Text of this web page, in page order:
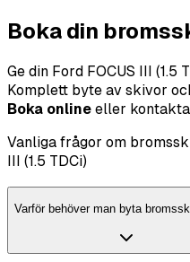
Boka din
Ge din Ford FOCUS III (1.5
Komplett byte av skivor
Boka online eller
Vanliga frågor om
III (1.5 TDCi)
Varför behöver man byta